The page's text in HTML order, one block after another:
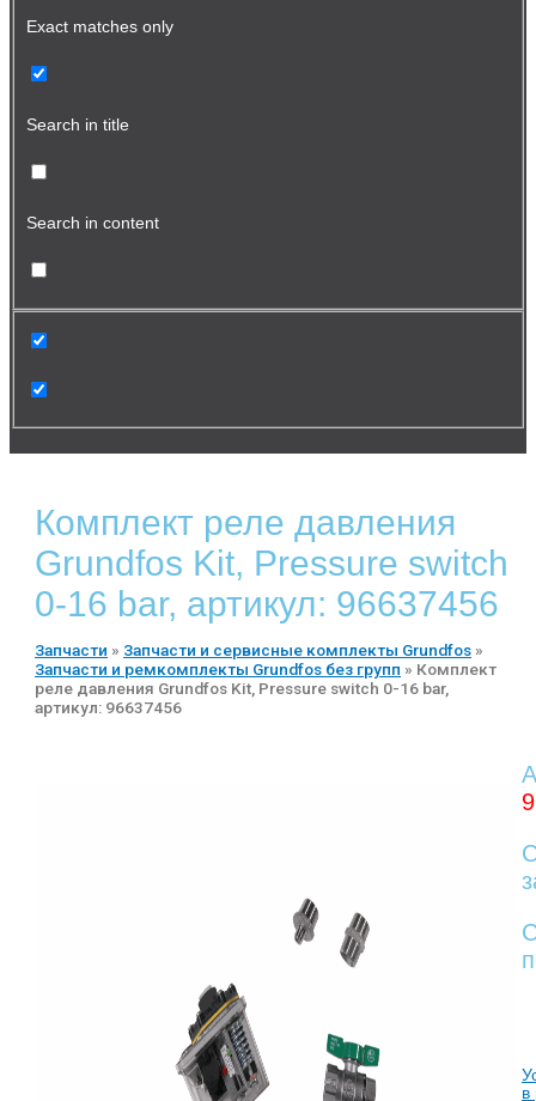
Exact matches only
Search in title
Search in content
Комплект реле давления
Grundfos Kit, Pressure switch
0-16 bar, артикул: 96637456
Запчасти » Запчасти и сервисные комплекты Grundfos »
Запчасти и ремкомплекты Grundfos без групп » Комплект
реле давления Grundfos Kit, Pressure switch 0-16 bar,
артикул: 96637456
в